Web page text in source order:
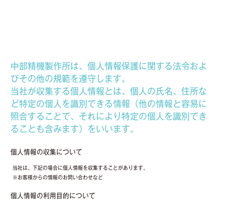
中部精機製作所は、個人情報保護に関する法令およ
びその他の規範を遵守します。
当社が収集する個人情報とは、個人の氏名、住所な
ど特定の個人を識別できる情報（他の情報と容易に
照合することで、それにより特定の個人を識別でき
ることも含みます）をいいます。
個人情報の収集について
当社は、下記の場合に個人情報を収集することがあります。
※お客様からの情報のお問い合わせなど
個人情報の利用目的について